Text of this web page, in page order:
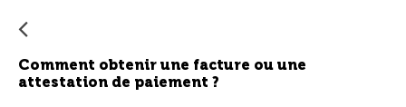
Comment obtenir une facture ou une
attestation de paiement ?